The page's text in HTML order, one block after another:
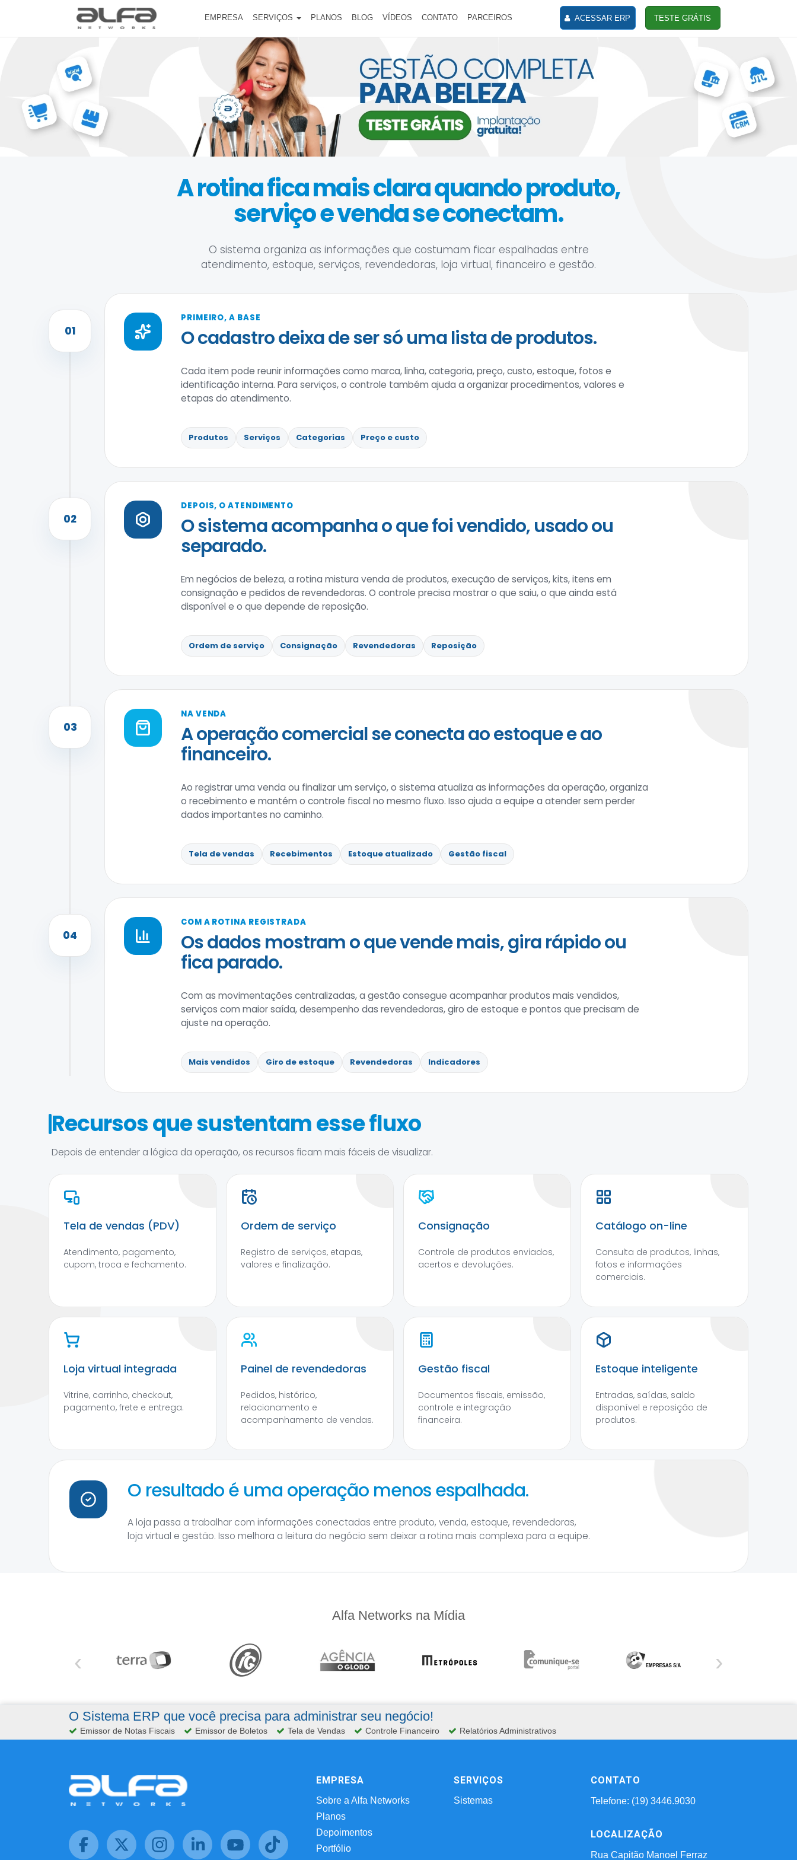
EMPRESA SERVIÇOS PLANOS BLOG VÍDEOS CONTATO PARCEIROS ACESSAR ERP TESTE GRÁTIS
A rotina fica mais clara quando produto,
serviço e venda se conectam.
O sistema organiza as informações que costumam ficar espalhadas entre
atendimento, estoque, serviços, revendedoras, loja virtual, financeiro e gestão.
01
PRIMEIRO, A BASE
O cadastro deixa de ser só uma lista de produtos.
Cada item pode reunir informações como marca, linha, categoria, preço, custo, estoque, fotos e
identificação interna. Para serviços, o controle também ajuda a organizar procedimentos, valores e
etapas do atendimento.
Produtos Serviços Categorias Preço e custo
02
DEPOIS, O ATENDIMENTO
O sistema acompanha o que foi vendido, usado ou
separado.
Em negócios de beleza, a rotina mistura venda de produtos, execução de serviços, kits, itens em
consignação e pedidos de revendedoras. O controle precisa mostrar o que saiu, o que ainda está
disponível e o que depende de reposição.
Ordem de serviço Consignação Revendedoras Reposição
03
NA VENDA
A operação comercial se conecta ao estoque e ao
financeiro.
Ao registrar uma venda ou finalizar um serviço, o sistema atualiza as informações da operação, organiza
o recebimento e mantém o controle fiscal no mesmo fluxo. Isso ajuda a equipe a atender sem perder
dados importantes no caminho.
Tela de vendas Recebimentos Estoque atualizado Gestão fiscal
04
COM A ROTINA REGISTRADA
Os dados mostram o que vende mais, gira rápido ou
fica parado.
Com as movimentações centralizadas, a gestão consegue acompanhar produtos mais vendidos,
serviços com maior saída, desempenho das revendedoras, giro de estoque e pontos que precisam de
ajuste na operação.
Mais vendidos Giro de estoque Revendedoras Indicadores
Recursos que sustentam esse fluxo
Depois de entender a lógica da operação, os recursos ficam mais fáceis de visualizar.
Tela de vendas (PDV)
Atendimento, pagamento,
cupom, troca e fechamento.
Ordem de serviço
Registro de serviços, etapas,
valores e finalização.
Consignação
Controle de produtos enviados,
acertos e devoluções.
Catálogo on-line
Consulta de produtos, linhas,
fotos e informações
comerciais.
Loja virtual integrada
Vitrine, carrinho, checkout,
pagamento, frete e entrega.
Painel de revendedoras
Pedidos, histórico,
relacionamento e
acompanhamento de vendas.
Gestão fiscal
Documentos fiscais, emissão,
controle e integração
financeira.
Estoque inteligente
Entradas, saídas, saldo
disponível e reposição de
produtos.
O resultado é uma operação menos espalhada.
A loja passa a trabalhar com informações conectadas entre produto, venda, estoque, revendedoras,
loja virtual e gestão. Isso melhora a leitura do negócio sem deixar a rotina mais complexa para a equipe.
Alfa Networks na Mídia
‹ ›
O Sistema ERP que você precisa para administrar seu negócio!
Emissor de Notas Fiscais Emissor de Boletos Tela de Vendas Controle Financeiro Relatórios Administrativos
EMPRESA
Sobre a Alfa Networks
Planos
Depoimentos
Portfólio
SERVIÇOS
Sistemas
CONTATO
Telefone: (19) 3446.9030
LOCALIZAÇÃO
Rua Capitão Manoel Ferraz